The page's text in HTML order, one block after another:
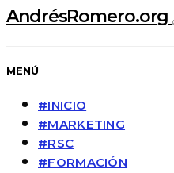
AndrésRomero.org
MENÚ
#INICIO
#MARKETING
#RSC
#FORMACIÓN